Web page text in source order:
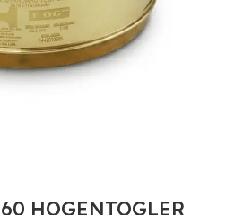
HOGENTOGLER